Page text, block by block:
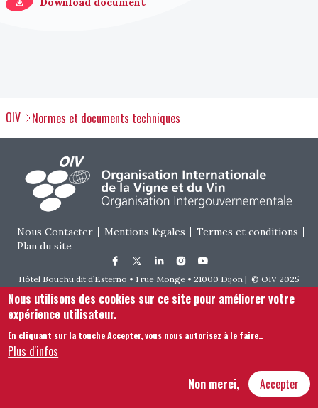
OIV Normes et documents techniques
Footer menu
Nous Contacter Mentions légales
Termes et conditions
Plan du site
Hôtel Bouchu dit d’Esterno • 1 rue Monge • 21000 Dijon | © OIV 2025
Nous utilisons des cookies sur ce site pour améliorer votre
expérience utilisateur.
En cliquant sur la touche Accepter, vous nous autorisez à le faire..
Plus d'infos
Accepter
Non merci,